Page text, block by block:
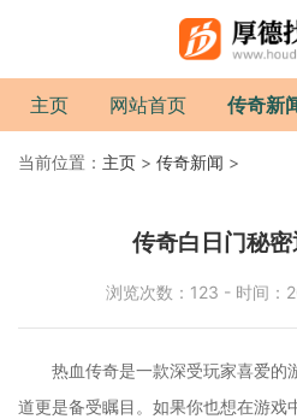
主页 网站首页 传奇新
当前位置： 主页 > 传奇新闻 >
传奇白日门秘
浏览次数：123 - 时间
热血传奇是一款深受玩家喜爱的
道更是备受瞩目。如果你也想在游戏